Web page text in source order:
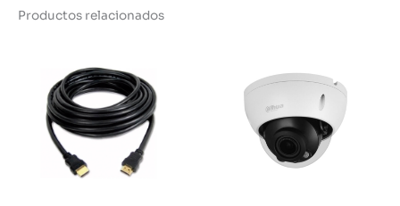
Productos relacionados